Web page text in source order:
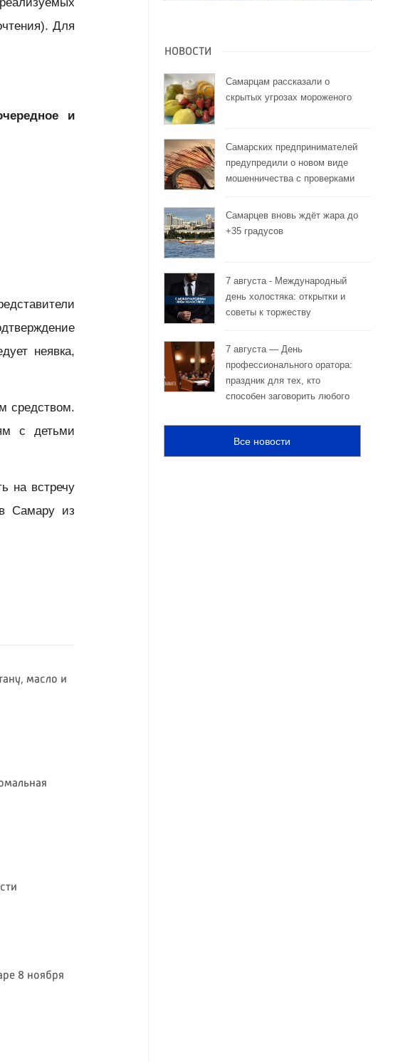
Для
и
неявка,
средством.
с детьми
на встречу
Самару из
масло и
8 ноября
НОВОСТИ
Самарцам рассказали о
скрытых угрозах мороженого
Самарских предпринимателей
предупредили о новом виде
мошенничества с проверками
Самарцев вновь ждёт жара до
+35 градусов
7 августа - Международный
день холостяка: открытки и
советы к торжеству
7 августа — День
профессионального оратора:
праздник для тех, кто
способен заговорить любого
Все новости